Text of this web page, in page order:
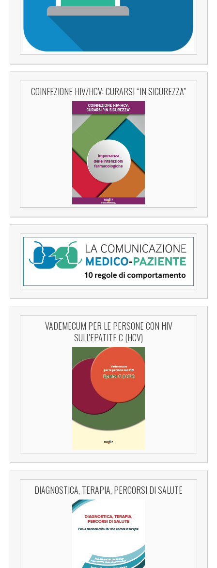
COINFEZIONE HIV/HCV: CURARSI “IN SICUREZZA”
VADEMECUM PER LE PERSONE CON HIV
SULL'EPATITE C (HCV)
DIAGNOSTICA, TERAPIA, PERCORSI DI SALUTE